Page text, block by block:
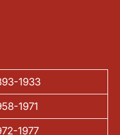
1933
1971
1977